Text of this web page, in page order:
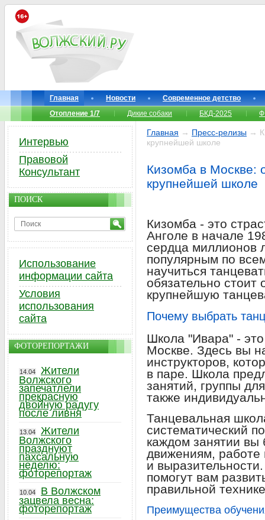
Главная Новости
Современное детство
Отопление 1/7
Дикие собаки БКД-2025
Главная → Пресс-релизы →
крупнейшей школе
Кизомба в Москве:
крупнейшей школе
Кизомба - это
Анголе в начале
сердца миллионов
популярным по
научиться
обязательно стоит
крупнейшую
Почему выбрать
Школа "Ивара" -
Москве. Здесь вы
инструкторов,
в паре. Школа
занятий, группы
также
Танцевальная
систематический
каждом занятии вы
движениям, работе
и
помогут вам
правильной
Преимущества
Интервью
Правовой
Консультант
ПОИСК
Использование
информации сайта
Условия
использования
сайта
ФОТОРЕПОРТАЖИ
14.04
Жители
Волжского
запечатлели
прекрасную
двойную радугу
после ливня
13.04
Жители
Волжского
празднуют
пахсальную
неделю:
фоторепортаж
10.04
В Волжском
зацвела весна:
фоторепортаж